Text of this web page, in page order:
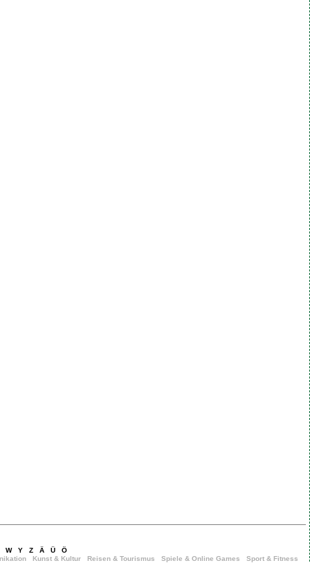
W Y Z Ä Ü
Ö
Kunst & Kultur Reisen & Tourismus Spiele & Online Games
Sport & Fitness